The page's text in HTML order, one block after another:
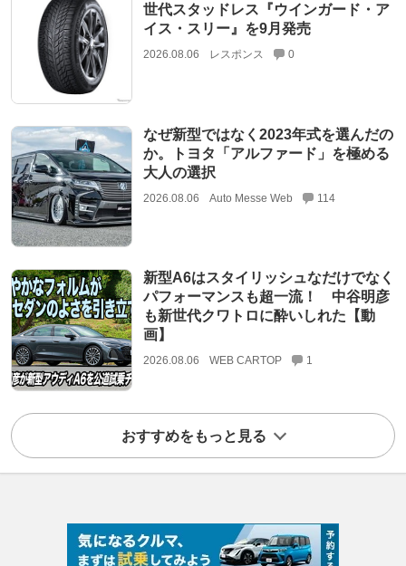
世代スタッドレス『ウインガード・ア
イス・スリー』を9月発売
2026.08.06 レスポンス 0
なぜ新型ではなく2023年式を選んだの
か。トヨタ「アルファード」を極める
大人の選択
2026.08.06 Auto Messe Web 114
新型A6はスタイリッシュなだけでなく
パフォーマンスも超一流！ 中谷明彦
も新世代クワトロに酔いしれた【動
画】
2026.08.06 WEB CARTOP 1
おすすめをもっと見る